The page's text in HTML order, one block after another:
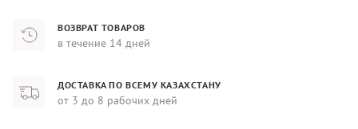
ВОЗВРАТ ТОВАРОВ
в течение 14 дней
ДОСТАВКА ПО ВСЕМУ КАЗАХСТАНУ
от 3 до 8 рабочих дней